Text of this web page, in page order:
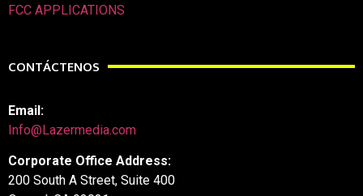
FCC APPLICATIONS
CONTÁCTENOS
Email:
Info@Lazermedia.com
Corporate Office Address:
200 South A Street, Suite 400